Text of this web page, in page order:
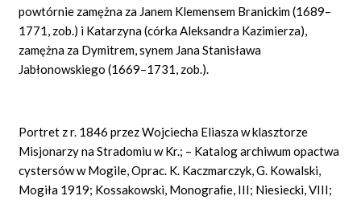
powtórnie zamężna za Janem Klemensem Branickim (1689–
1771, zob.) i Katarzyna (córka Aleksandra Kazimierza),
zamężna za Dymitrem, synem Jana Stanisława
Jabłonowskiego (1669–1731, zob.).
Portret z r. 1846 przez Wojciecha Eliasza w klasztorze
Misjonarzy na Stradomiu w Kr.; – Katalog archiwum opactwa
cystersów w Mogile, Oprac. K. Kaczmarczyk, G. Kowalski,
Mogiła 1919; Kossakowski, Monograﬁe, III; Niesiecki, VIII;